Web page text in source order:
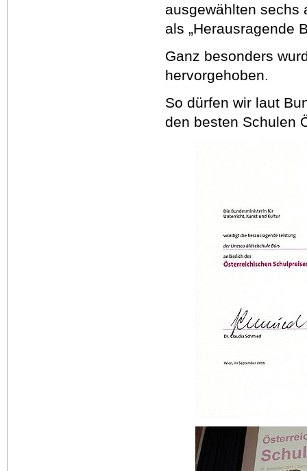
ausgewählten sechs
als „Herausragende
Ganz besonders
hervorgehoben.
So dürfen wir laut
den besten Schulen